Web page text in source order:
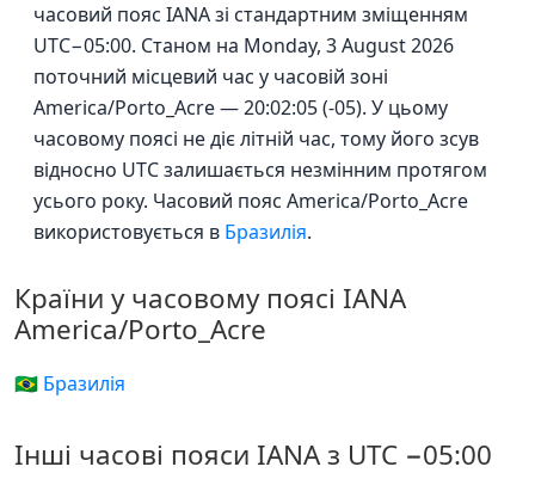
часовий пояс IANA зі стандартним зміщенням
UTC−05:00. Станом на Monday, 3 August 2026
поточний місцевий час у часовій зоні
America/Porto_Acre — 20:02:05 (-05). У цьому
часовому поясі не діє літній час, тому його зсув
відносно UTC залишається незмінним протягом
усього року. Часовий пояс America/Porto_Acre
використовується в Бразилія.
Країни у часовому поясі IANA
America/Porto_Acre
🇧🇷 Бразилія
Інші часові пояси IANA з UTC −05:00